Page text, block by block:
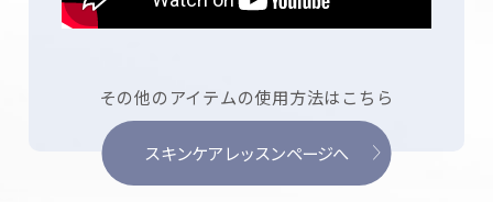
その他のアイテムの使用方法はこちら
スキンケアレッスンページへ